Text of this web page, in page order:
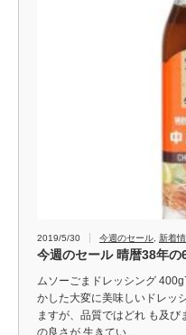
2019/5/30 今週のセール 新着
今週のセール 晴暦38年の
ムソーごまドレッシング
かした大変に美味しいドレ
ますが、品質ではどれ も及
の良さが 生きてい…